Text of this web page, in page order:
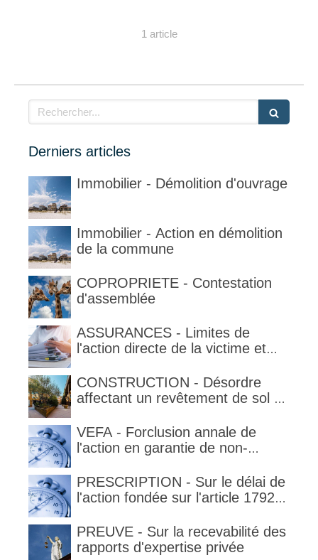
1 article
Rechercher
Derniers articles
Immobilier - Démolition d'ouvrage
Immobilier - Action en démolition
de la commune
COPROPRIETE - Contestation
d'assemblée
ASSURANCES - Limites de
l'action directe de la victime et
délimitant l'étendue temporelle de
la garantie en condition de la
CONSTRUCTION - Désordre
affectant un revêtement de sol et
VEFA - Forclusion annale de
l'action en garantie de non-
PRESCRIPTION - Sur le délai de
l'action fondée sur l'article 1792-
PREUVE - Sur la recevabilité des
rapports d'expertise privée